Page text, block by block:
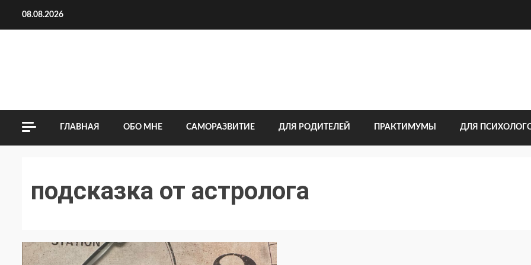
08.08.2026
ГЛАВНАЯ ОБО МНЕ САМОРАЗВИТИЕ ДЛЯ РОДИТЕЛЕЙ ПРАКТИМУМЫ ДЛЯ
подсказка от астролога